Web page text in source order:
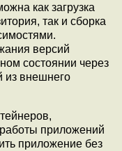
как загрузка
так и сборка
версий
состоянии через
из внешнего
приложений
приложение без